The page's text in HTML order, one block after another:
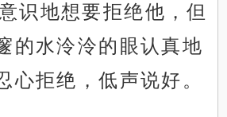
识地想要拒绝他，但
的水泠泠的眼认真地
心拒绝，低声说好。